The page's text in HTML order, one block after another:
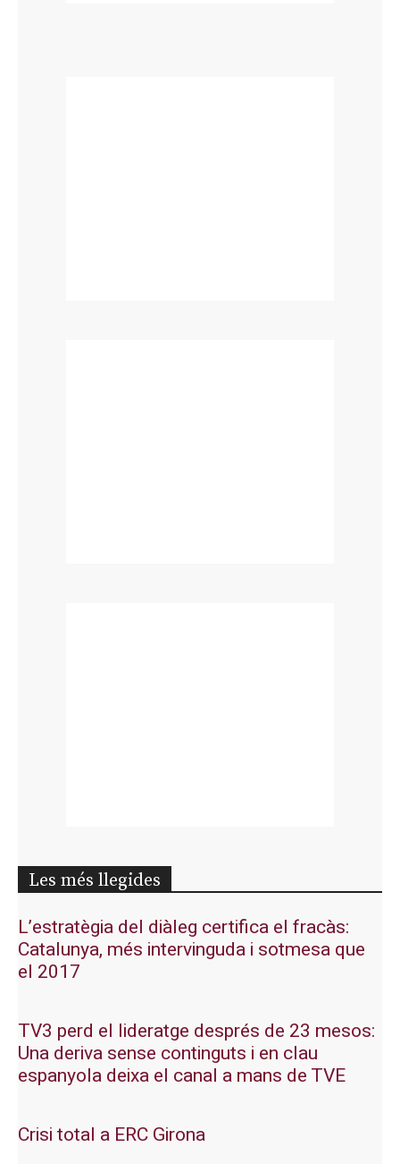
Les més llegides
L’estratègia del diàleg certifica el fracàs:
Catalunya, més intervinguda i sotmesa que
el 2017
TV3 perd el lideratge després de 23 mesos:
Una deriva sense continguts i en clau
espanyola deixa el canal a mans de TVE
Crisi total a ERC Girona